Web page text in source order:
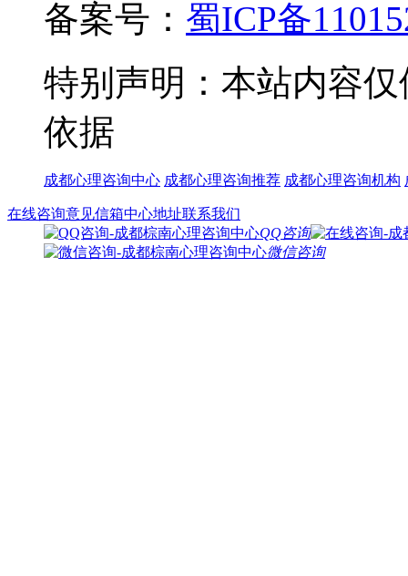
备案号： 蜀ICP备
特别声明：本站内容
依据
成都心理咨询中心 成都心理咨询推荐 成都心理咨询机构
在线咨询意见信箱中心地址联系我们
QQ咨询
微信咨询